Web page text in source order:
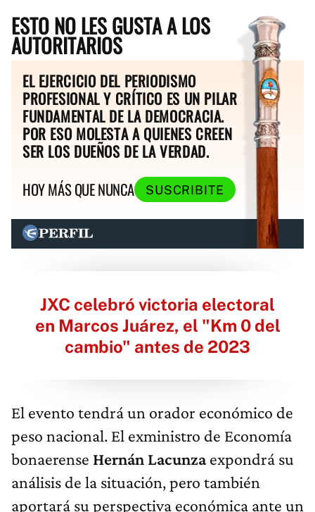
ESTO NO LES GUSTA A LOS
AUTORITARIOS
EL EJERCICIO DEL PERIODISMO
PROFESIONAL Y CRÍTICO ES UN PILAR
FUNDAMENTAL DE LA DEMOCRACIA.
POR ESO MOLESTA A QUIENES CREEN
SER LOS DUEÑOS DE LA VERDAD.
HOY MÁS QUE NUNCA
SUSCRIBITE
JXC celebró victoria electoral
en Marcos Juárez, el "Km 0 del
cambio" antes de 2023
El evento tendrá un orador económico de
peso nacional. El exministro de Economía
bonaerense Hernán Lacunzaexpondrá su
análisis de la situación, pero también
aportará su perspectiva económica ante un